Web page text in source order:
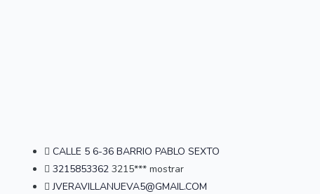
CALLE 5 6-36 BARRIO PABLO SEXTO
3215853362 3215*** mostrar
JVERAVILLANUEVA5@GMAIL.COM